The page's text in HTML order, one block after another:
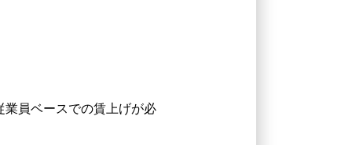
員ベースでの賃上げが必